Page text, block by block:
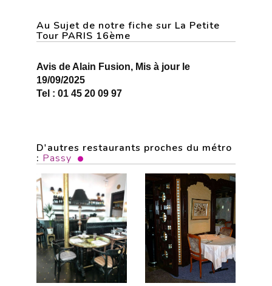
Au Sujet de notre fiche sur La Petite
Tour PARIS 16ème
Avis de Alain Fusion, Mis à jour le
19/09/2025
Tel : 01 45 20 09 97
D'autres restaurants proches du métro
: Passy